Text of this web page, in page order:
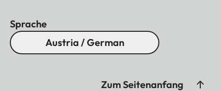
Sprache
Austria / German
Zum Seitenanfang